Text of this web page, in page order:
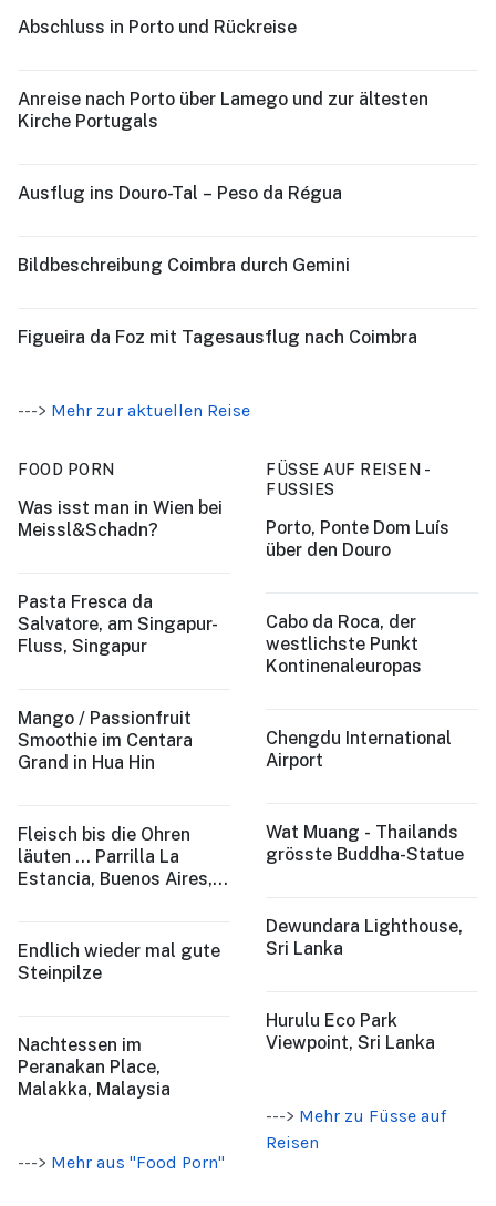
Abschluss in Porto und Rückreise
Anreise nach Porto über Lamego und zur ältesten
Kirche Portugals
Ausflug ins Douro-Tal – Peso da Régua
Bildbeschreibung Coimbra durch Gemini
Figueira da Foz mit Tagesausflug nach Coimbra
---> Mehr zur aktuellen Reise
FOOD PORN
Was isst man in Wien bei
Meissl&Schadn?
Pasta Fresca da
Salvatore, am Singapur-
Fluss, Singapur
Mango / Passionfruit
Smoothie im Centara
Grand in Hua Hin
Fleisch bis die Ohren
läuten ... Parrilla La
Estancia, Buenos Aires,
Endlich wieder mal gute
Steinpilze
Nachtessen im
Peranakan Place,
Malakka, Malaysia
---> Mehr aus "Food Porn"
FÜSSE AUF REISEN -
FUSSIES
Porto, Ponte Dom Luís
über den Douro
Cabo da Roca, der
westlichste Punkt
Kontinenaleuropas
Chengdu International
Airport
Wat Muang - Thailands
grösste Buddha-Statue
Dewundara Lighthouse,
Sri Lanka
Hurulu Eco Park
Viewpoint, Sri Lanka
---> Mehr zu Füsse auf
Reisen